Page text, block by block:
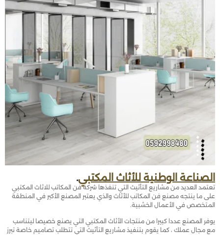
الصناعة الوطنية للأثاث المكتبي.
تعتمد العديد من مشاريع التأثيث التي تنفذها شركة فن المكاتب للاثاث المكتبي
على ما ينتجه مصنع فن المكاتب للأثاث والذي يعتبر المصنع الأكبر في المنطقة
المتخصص في الأعمال الخشبية.
يوفر المصنع عددا كبيرا من منتجات الأثاث المكتبي التي يصنع خصيصا ليتناسب
مع مجال عملك ، كما يقوم بتنفيذ مشاريع التأثيث التي تتطلب تصاميم خاصة تبرز